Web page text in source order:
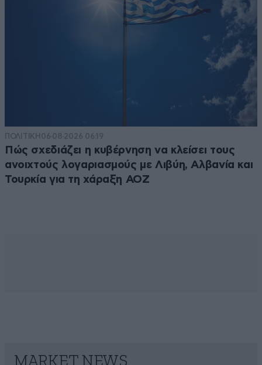
ΠΟΛΙΤΙΚΗ 06·08·2026 06:19
Πώς σχεδιάζει η κυβέρνηση να κλείσει τους
ανοιχτούς λογαριασμούς με Λιβύη, Αλβανία και
Τουρκία για τη χάραξη ΑΟΖ
MARKET NEWS